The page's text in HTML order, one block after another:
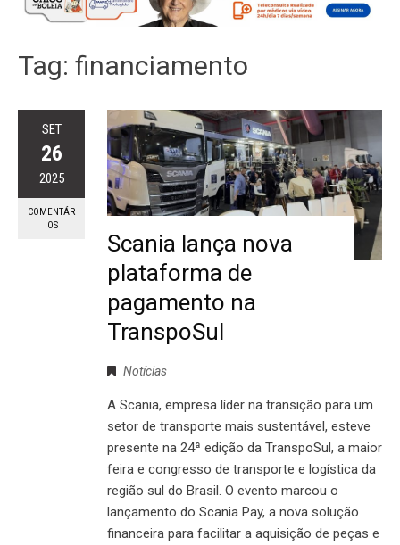
Tag: financiamento
SET
26
2025
COMENTÁR
IOS
Scania lança nova
plataforma de
pagamento na
TranspoSul
Notícias
A Scania, empresa líder na transição para um
setor de transporte mais sustentável, esteve
presente na 24ª edição da TranspoSul, a maior
feira e congresso de transporte e logística da
região sul do Brasil. O evento marcou o
lançamento do Scania Pay, a nova solução
financeira para facilitar a aquisição de peças e